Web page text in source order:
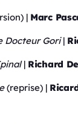
| Marc
Docteur Gori|
| Richard
(reprise) |